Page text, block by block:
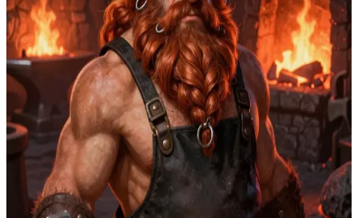
Thorin Ironforge
Thorin Ironforge, bậc thầy thợ rèn người lùn